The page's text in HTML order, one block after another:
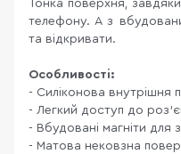
Тонка поверхня,
телефону. А з
та відкривати.
Особливості:
- Силіконова внутрішня
- Легкий доступ до
- Вбудовані магніти для
- Матова нековзна